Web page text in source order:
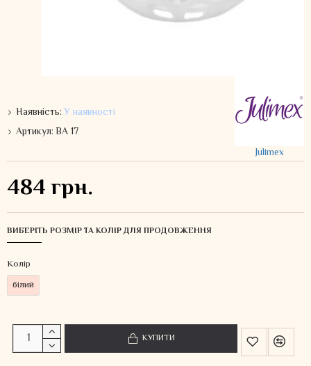
Наявність:У наявності
Артикул:BA 17
Julimex
484 грн.
ВИБЕРІТЬ РОЗМІР ТА КОЛІР ДЛЯ ПРОДОВЖЕННЯ
Колiр
білий
КУПИТИ